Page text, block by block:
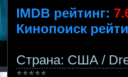
IMDB рейтинг:
Кинопоиск
Страна: США /